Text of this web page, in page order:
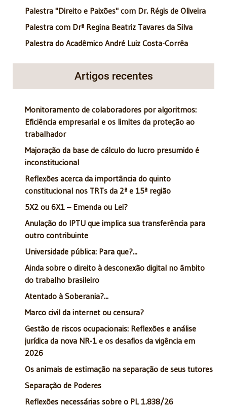
Palestra "Direito e Paixões" com Dr. Régis de Oliveira
Palestra com Drª Regina Beatriz Tavares da Silva
Palestra do Acadêmico André Luiz Costa-Corrêa
Artigos recentes
Monitoramento de colaboradores por algoritmos:
Eficiência empresarial e os limites da proteção ao
trabalhador
Majoração da base de cálculo do lucro presumido é
inconstitucional
Reflexões acerca da importância do quinto
constitucional nos TRTs da 2ª e 15ª região
5X2 ou 6X1 – Emenda ou Lei?
Anulação do IPTU que implica sua transferência para
outro contribuinte
Universidade pública: Para que?...
Ainda sobre o direito à desconexão digital no âmbito
do trabalho brasileiro
Atentado à Soberania?...
Marco civil da internet ou censura?
Gestão de riscos ocupacionais: Reflexões e análise
jurídica da nova NR-1 e os desafios da vigência em
2026
Os animais de estimação na separação de seus tutores
Separação de Poderes
Reflexões necessárias sobre o PL 1.838/26